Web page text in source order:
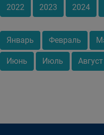
2022 2023 2024
Январь Февраль
Июнь Июль Август